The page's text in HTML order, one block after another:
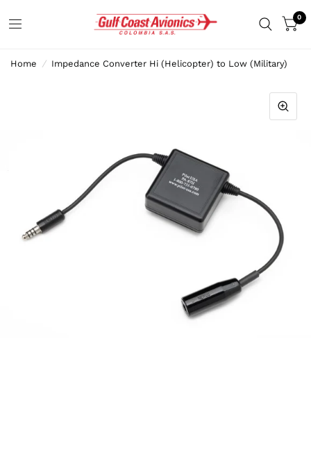
0
Home / Impedance Converter Hi (Helicopter) to Low (Military)